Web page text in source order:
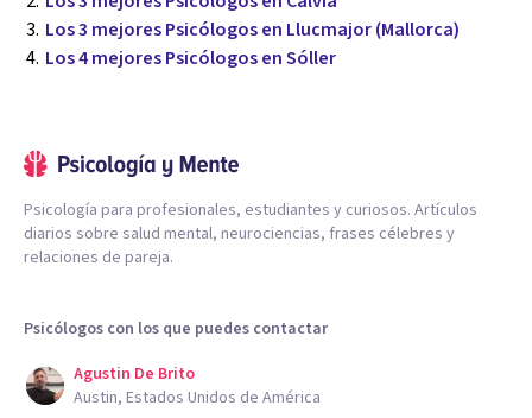
Los 3 mejores Psicólogos en Llucmajor (Mallorca)
Los 4 mejores Psicólogos en Sóller
Psicología para profesionales, estudiantes y curiosos. Artículos
diarios sobre salud mental, neurociencias, frases célebres y
relaciones de pareja.
Psicólogos con los que puedes contactar
Agustin De Brito
Austin, Estados Unidos de América